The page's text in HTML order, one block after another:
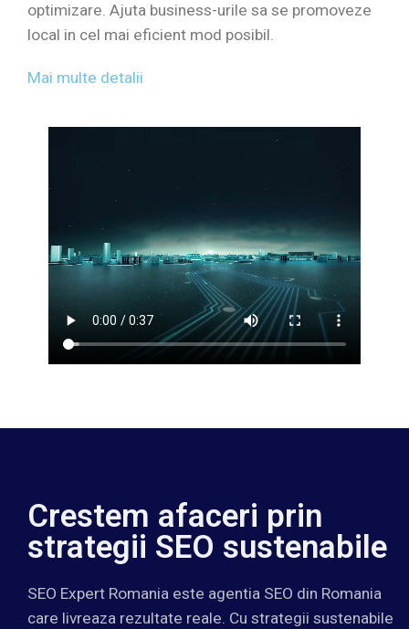
optimizare. Ajuta business-urile sa se promoveze
local in cel mai eficient mod posibil.
Mai multe detalii
Crestem afaceri prin
strategii SEO sustenabile
SEO Expert Romania este agentia SEO din Romania
care livreaza rezultate reale. Cu strategii sustenabile